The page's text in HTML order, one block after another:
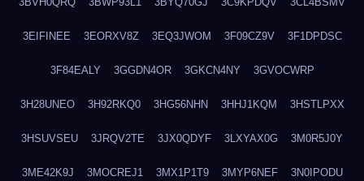
3EIFINEE 3EORXV8Z 3EQ3JWOM 3F09CZ9V 3F1DPDSC
3F84EALY 3GGDN4OR 3GKCN4NY 3GVOCWRP
3H28UNEO 3H92RKQ0 3HG56NHN 3HHJ1KQM 3HSTLPXX
3HSUVSEU 3JRQV2TE 3JX0QDYF 3LXYAX0G 3M0R5J0Y
3ME42K9J 3MOCREJ1 3MX1P1T9 3MYP6NEF 3N0IPODU